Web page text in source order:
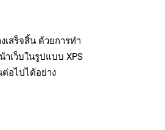
สร็จสิ้น ด้วยการทำ
เว็บในรูปแบบ XPS
อไปได้อย่าง